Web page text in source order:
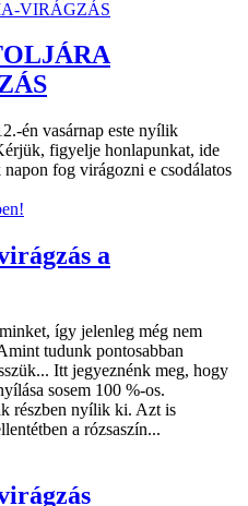
én vasárnap este nyílik
figyelje honlapunkat, ide
fog virágozni e csodálatos
a
így jelenleg még nem
tudunk pontosabban
Itt jegyeznénk meg, hogy
sosem 100 %-os.
részben nyílik ki. Azt is
a rózsaszín...